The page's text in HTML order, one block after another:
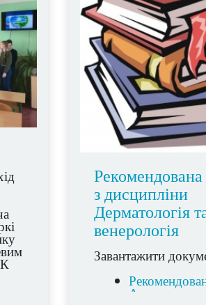
Рекомендована
з дисципліни
Дерматологія
венерологія
Завантажити
Акушерська